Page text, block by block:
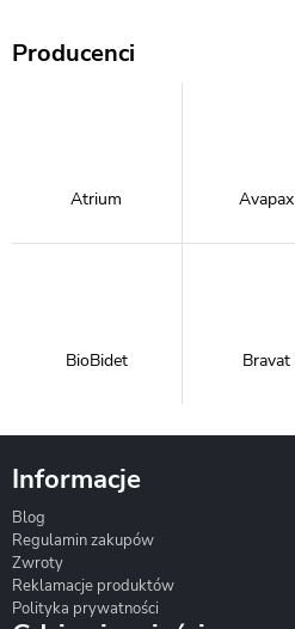
Producenci
Atrium Avapax
BioBidet Bravat
Informacje
Blog
Regulamin zakupów
Zwroty
Reklamacje produktów
Polityka prywatności